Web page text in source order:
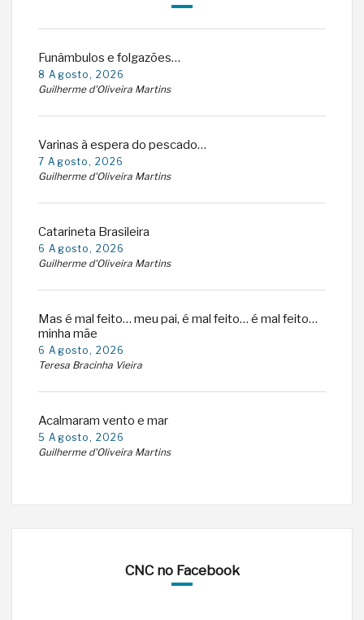
Funâmbulos e folgazões…
8 Agosto, 2026
Guilherme d'Oliveira Martins
Varinas à espera do pescado…
7 Agosto, 2026
Guilherme d'Oliveira Martins
Catarineta Brasileira
6 Agosto, 2026
Guilherme d'Oliveira Martins
Mas é mal feito… meu pai, é mal feito… é mal feito…
minha mãe
6 Agosto, 2026
Teresa Bracinha Vieira
Acalmaram vento e mar
5 Agosto, 2026
Guilherme d'Oliveira Martins
CNC no Facebook